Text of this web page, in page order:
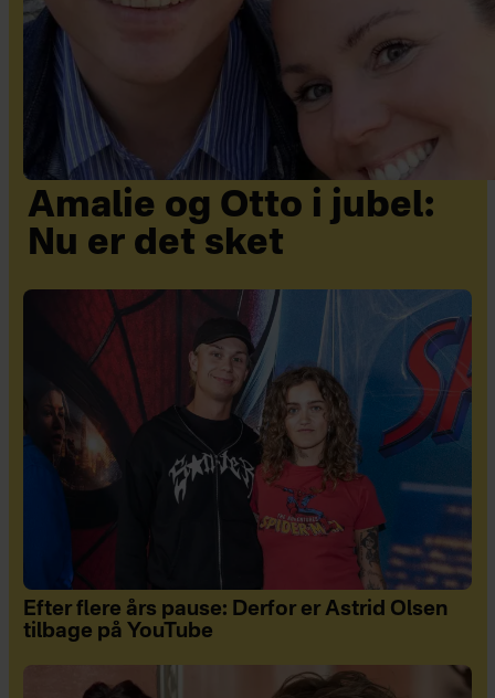
Amalie og Otto i jubel:
Nu er det sket
Efter flere års pause: Derfor er Astrid Olsen
tilbage på YouTube